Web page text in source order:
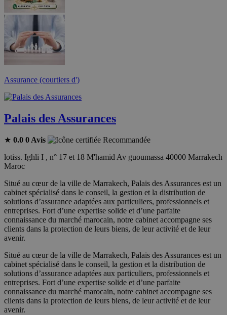
Assurance (courtiers d')
Palais des Assurances
★ 0.0 0 Avis
Recommandée
lotiss. Ighli I , n° 17 et 18 M'hamid Av guoumassa 40000 Marrakech
Maroc
Situé au cœur de la ville de Marrakech, Palais des Assurances est un
cabinet spécialisé dans le conseil, la gestion et la distribution de
solutions d’assurance adaptées aux particuliers, professionnels et
entreprises. Fort d’une expertise solide et d’une parfaite
connaissance du marché marocain, notre cabinet accompagne ses
clients dans la protection de leurs biens, de leur activité et de leur
avenir.
Situé au cœur de la ville de Marrakech, Palais des Assurances est un
cabinet spécialisé dans le conseil, la gestion et la distribution de
solutions d’assurance adaptées aux particuliers, professionnels et
entreprises. Fort d’une expertise solide et d’une parfaite
connaissance du marché marocain, notre cabinet accompagne ses
clients dans la protection de leurs biens, de leur activité et de leur
avenir.